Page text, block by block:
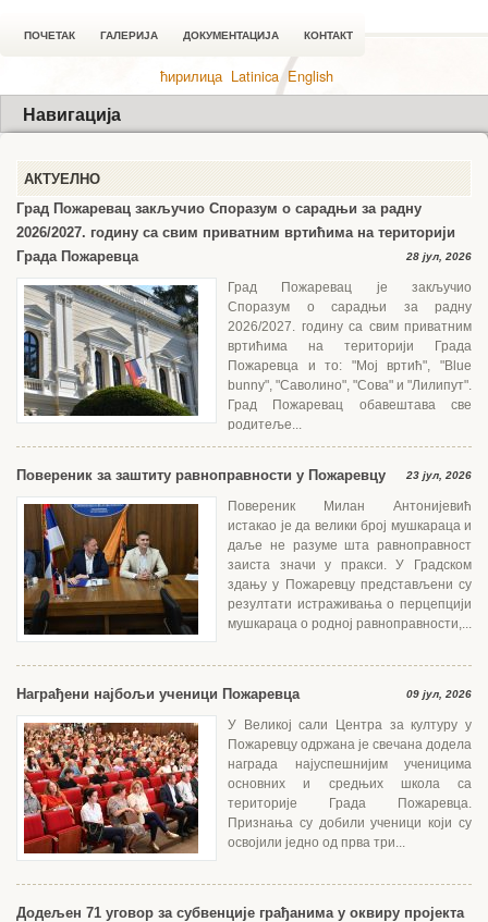
ПОЧЕТАК ГАЛЕРИЈА ДОКУМЕНТАЦИЈА КОНТАКТ
ћирилица Latinica English
Навигација
АКТУЕЛНО
Град Пожаревац закључио Споразум о сарадњи за радну
2026/2027. годину са свим приватним вртићима на територији
Града Пожаревца
28 јул, 2026
Град Пожаревац је закључио
Споразум о сарадњи за радну
2026/2027. годину са свим приватним
вртићима на територији Града
Пожаревца и то: "Мој вртић", "Blue
bunny", "Саволино", "Сова" и "Лилипут".
Град Пожаревац обавештава све
родитеље...
Повереник за заштиту равноправности у Пожаревцу 23 јул, 2026
Повереник Милан Антонијевић
истакао је да велики број мушкараца и
даље не разуме шта равноправност
заиста значи у пракси. У Градском
здању у Пожаревцу представљени су
резултати истраживања о перцепцији
мушкараца о родној равноправности,...
Награђени најбољи ученици Пожаревца 09 јул, 2026
У Великој сали Центра за културу у
Пожаревцу одржана је свечана додела
награда најуспешнијим ученицима
основних и средњих школа са
територије Града Пожаревца.
Признања су добили ученици који су
освојили једно од прва три...
Додељен 71 уговор за субвенције грађанима у оквиру пројекта